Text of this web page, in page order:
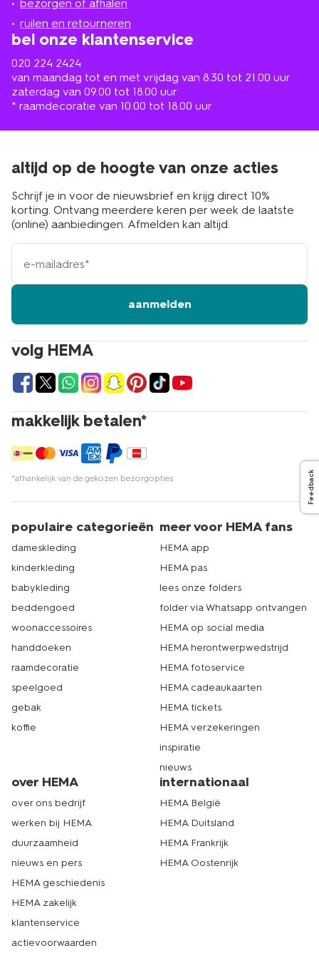
Feedback
bezorgen of afhalen
ruilen en retourneren
bel onze klantenservice
020 224 2424
van maandag tot en met vrijdag van 8.30 tot 21.00 uur
zaterdag van 09.00 tot 18.00 uur
* raamdecoratie van 10.00 tot 18.00 uur
de
buurt
volg HEMA
makkelijk betalen*
*afhankelijk van de gekozen bezorgopties
altijd op de hoogte van onze acties
Schrijf je in voor de nieuwsbrief en krijg direct 10%
korting. Ontvang meerdere keren per week de laatste
(online) aanbiedingen. Afmelden kan altijd.
e-
mailadres
aanmelden
populaire categorieën
dameskleding
kinderkleding
babykleding
beddengoed
woonaccessoires
handdoeken
raamdecoratie
speelgoed
gebak
koffie
meer voor HEMA fans
HEMA app
HEMA pas
lees onze folders
folder via Whatsapp ontvangen
HEMA op social media
HEMA herontwerpwedstrijd
HEMA fotoservice
HEMA cadeaukaarten
HEMA tickets
HEMA verzekeringen
inspiratie
nieuws
over HEMA
over ons bedrijf
werken bij HEMA
duurzaamheid
nieuws en pers
HEMA geschiedenis
HEMA zakelijk
klantenservice
actievoorwaarden
internationaal
HEMA België
HEMA Duitsland
HEMA Frankrijk
HEMA Oostenrijk